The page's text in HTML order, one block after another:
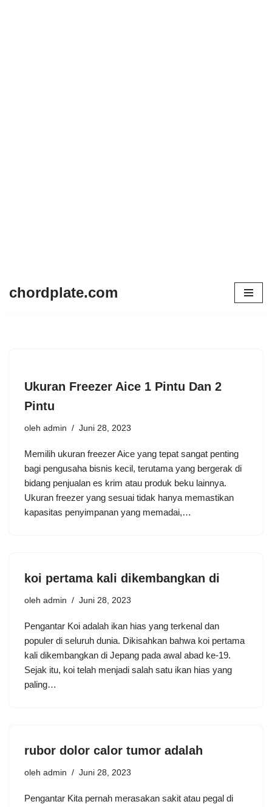
chordplate.com
Ukuran Freezer Aice 1 Pintu Dan 2
Pintu
oleh admin Juni 28, 2023
Memilih ukuran freezer Aice yang tepat sangat penting
bagi pengusaha bisnis kecil, terutama yang bergerak di
bidang penjualan es krim atau produk beku lainnya.
Ukuran freezer yang sesuai tidak hanya memastikan
kapasitas penyimpanan yang memadai,…
koi pertama kali dikembangkan di
oleh admin Juni 28, 2023
Pengantar Koi adalah ikan hias yang terkenal dan
populer di seluruh dunia. Dikisahkan bahwa koi pertama
kali dikembangkan di Jepang pada awal abad ke-19.
Sejak itu, koi telah menjadi salah satu ikan hias yang
paling…
rubor dolor calor tumor adalah
oleh admin Juni 28, 2023
Pengantar Kita pernah merasakan sakit atau pegal di